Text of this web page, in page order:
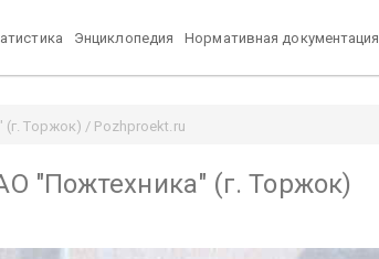
Энциклопедия Нормативная документация
Торжок) / Pozhproekt.ru
"Пожтехника" (г. Торжок)